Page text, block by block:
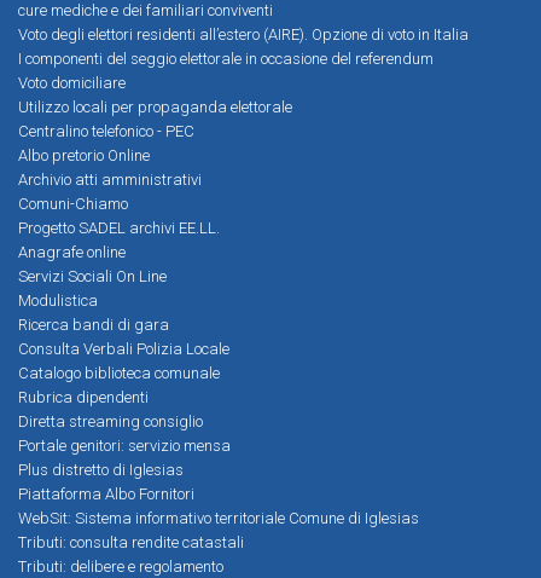
cure mediche e dei familiari conviventi
Voto degli elettori residenti all’estero (AIRE). Opzione di voto in Italia
I componenti del seggio elettorale in occasione del referendum
Voto domiciliare
Utilizzo locali per propaganda elettorale
Centralino telefonico - PEC
Albo pretorio Online
Archivio atti amministrativi
Comuni-Chiamo
Progetto SADEL archivi EE.LL.
Anagrafe online
Servizi Sociali On Line
Modulistica
Ricerca bandi di gara
Consulta Verbali Polizia Locale
Catalogo biblioteca comunale
Rubrica dipendenti
Diretta streaming consiglio
Portale genitori: servizio mensa
Plus distretto di Iglesias
Piattaforma Albo Fornitori
WebSit: Sistema informativo territoriale Comune di Iglesias
Tributi: consulta rendite catastali
Tributi: delibere e regolamento